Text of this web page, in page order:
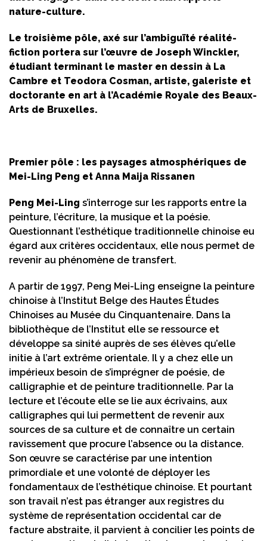
nature-culture.
Le troisième pôle, axé sur l’ambiguïté réalité-
fiction portera sur l’œuvre de Joseph Winckler,
étudiant terminant le master en dessin à La
Cambre et Teodora Cosman, artiste, galeriste et
doctorante en art à l’Académie Royale des Beaux-
Arts de Bruxelles.
Premier pôle : les paysages atmosphériques de
Mei-Ling Peng et Anna Maija Rissanen
Peng Mei-Ling s’interroge sur les rapports entre la
peinture, l’écriture, la musique et la poésie.
Questionnant l’esthétique traditionnelle chinoise eu
égard aux critères occidentaux, elle nous permet de
revenir au phénomène de transfert.
A partir de 1997, Peng Mei-Ling enseigne la peinture
chinoise à l’Institut Belge des Hautes Études
Chinoises au Musée du Cinquantenaire. Dans la
bibliothèque de l’Institut elle se ressource et
développe sa sinité auprès de ses élèves qu’elle
initie à l’art extrême orientale. Il y a chez elle un
impérieux besoin de s’imprégner de poésie, de
calligraphie et de peinture traditionnelle. Par la
lecture et l’écoute elle se lie aux écrivains, aux
calligraphes qui lui permettent de revenir aux
sources de sa culture et de connaître un certain
ravissement que procure l’absence ou la distance.
Son œuvre se caractérise par une intention
primordiale et une volonté de déployer les
fondamentaux de l’esthétique chinoise. Et pourtant
son travail n’est pas étranger aux registres du
système de représentation occidental car de
facture abstraite, il parvient à concilier les points de